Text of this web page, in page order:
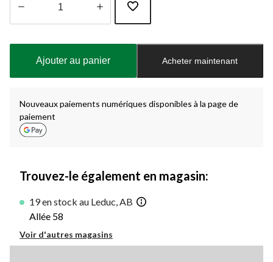
à
Ajouter au panier Acheter maintenant
Nouveaux paiements numériques disponibles à la page de
paiement
Trouvez-le également en magasin:
19 en stock au Leduc, AB
Allée 58
Voir d'autres magasins